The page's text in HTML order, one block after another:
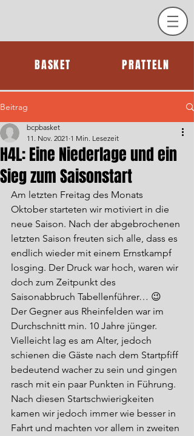
PRATTELN
BASKET
Beitrag
H4L: Eine Niederlage und ein
Sieg zum Saisonstart
bcpbasket
11. Nov. 2021 1 Min. Lesezeit
Am letzten Freitag des Monats
Oktober starteten wir motiviert in die
neue Saison. Nach der abgebrochenen
letzten Saison freuten sich alle, dass es
endlich wieder mit einem Ernstkampf
losging. Der Druck war hoch, waren wir
doch zum Zeitpunkt des
Saisonabbruch Tabellenführer… 😉
Der Gegner aus Rheinfelden war im
Durchschnitt min. 10 Jahre jünger.
Vielleicht lag es am Alter, jedoch
schienen die Gäste nach dem Startpfiff
bedeutend wacher zu sein und gingen
rasch mit ein paar Punkten in Führung.
Nach diesen Startschwierigkeiten
kamen wir jedoch immer wie besser in
Fahrt und machten vor allem in zweiten